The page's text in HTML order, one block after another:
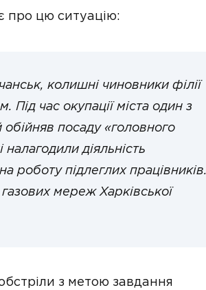
про цю ситуацію:
колишні чиновники філії
Під час окупації міста один з
посаду «головного
діяльність
роботу підлеглих працівників.
мереж Харківської
з метою завдання